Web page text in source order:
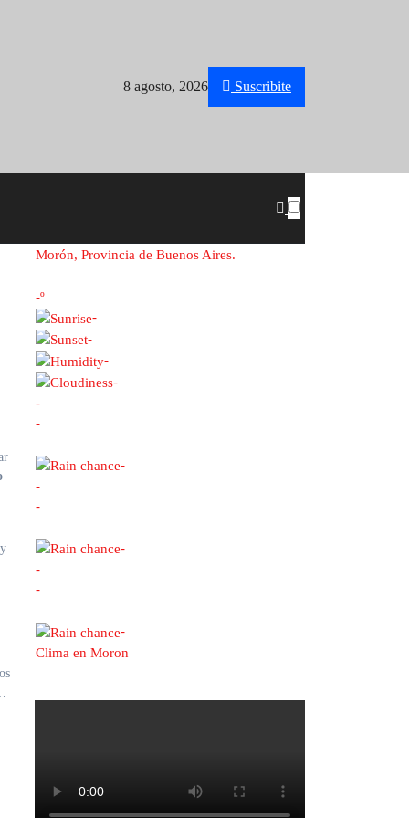
8 agosto, 2026 Suscribite
Morón, Provincia de Buenos Aires.
-º
-
-
-
-
-
-
-
-
-
-
-
-
-
Clima en Moron